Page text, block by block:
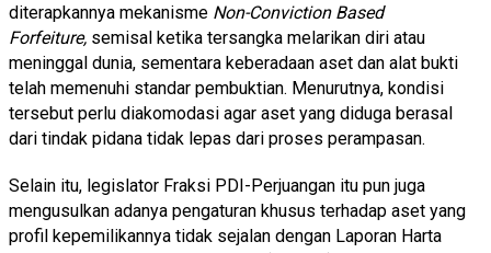
diterapkannya mekanisme Non-Conviction Based
Forfeiture, semisal ketika tersangka melarikan diri atau
meninggal dunia, sementara keberadaan aset dan alat bukti
telah memenuhi standar pembuktian. Menurutnya, kondisi
tersebut perlu diakomodasi agar aset yang diduga berasal
dari tindak pidana tidak lepas dari proses perampasan.
Selain itu, legislator Fraksi PDI-Perjuangan itu pun juga
mengusulkan adanya pengaturan khusus terhadap aset yang
profil kepemilikannya tidak sejalan dengan Laporan Harta